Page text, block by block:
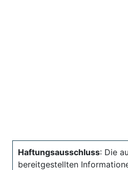
Haftungsausschluss: Die
bereitgestellten